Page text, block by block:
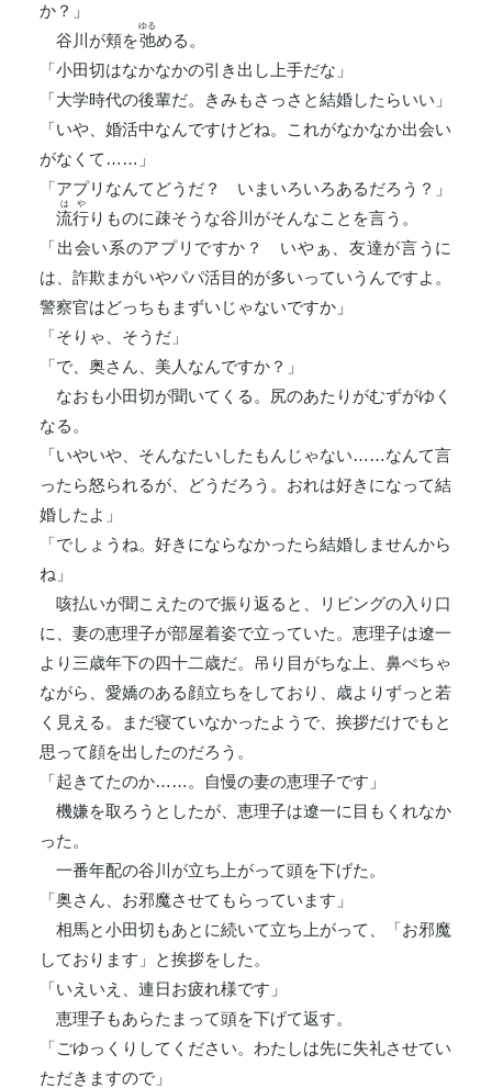
か？」
谷川が頬を弛
ゆる
める。
「小田切はなかなかの引き出し上手だな」
「大学時代の後輩だ。きみもさっさと結婚したらいい」
「いや、婚活中なんですけどね。これがなかなか出会い
がなくて……」
「アプリなんてどうだ？ いまいろいろあるだろう？」
流行
はや
りものに疎そうな谷川がそんなことを言う。
「出会い系のアプリですか？ いやぁ、友達が言うに
は、詐欺まがいやパパ活目的が多いっていうんですよ。
警察官はどっちもまずいじゃないですか」
「そりゃ、そうだ」
「で、奥さん、美人なんですか？」
なおも小田切が聞いてくる。尻のあたりがむずがゆく
なる。
「いやいや、そんなたいしたもんじゃない……なんて言
ったら怒られるが、どうだろう。おれは好きになって結
婚したよ」
「でしょうね。好きにならなかったら結婚しませんから
ね」
咳払いが聞こえたので振り返ると、リビングの入り口
に、妻の恵理子が部屋着姿で立っていた。恵理子は遼一
より三歳年下の四十二歳だ。吊り目がちな上、鼻ぺちゃ
ながら、愛嬌のある顔立ちをしており、歳よりずっと若
く見える。まだ寝ていなかったようで、挨拶だけでもと
思って顔を出したのだろう。
「起きてたのか……。自慢の妻の恵理子です」
機嫌を取ろうとしたが、恵理子は遼一に目もくれなか
った。
一番年配の谷川が立ち上がって頭を下げた。
「奥さん、お邪魔させてもらっています」
相馬と小田切もあとに続いて立ち上がって、「お邪魔
しております」と挨拶をした。
「いえいえ、連日お疲れ様です」
恵理子もあらたまって頭を下げて返す。
「ごゆっくりしてください。わたしは先に失礼させてい
ただきますので」